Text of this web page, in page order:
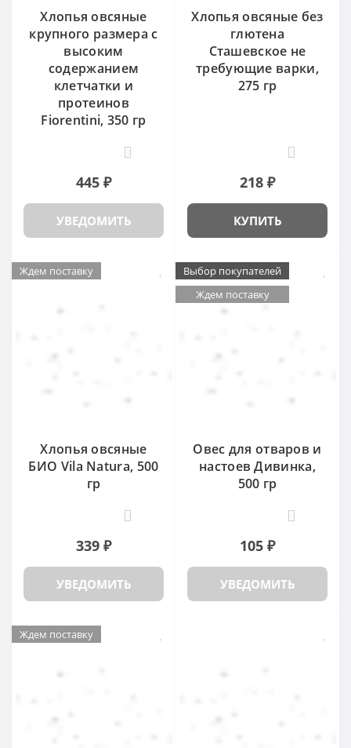
Хлопья овсяные
крупного размера с
высоким
содержанием
клетчатки и
протеинов
Fiorentini, 350 гр
445 ₽
УВЕДОМИТЬ
Хлопья овсяные без
глютена
Сташевское не
требующие варки,
275 гр
218 ₽
КУПИТЬ
Ждем поставку
Хлопья овсяные
БИО Vila Natura, 500
гр
339 ₽
УВЕДОМИТЬ
Выбор покупателей
Ждем поставку
Овес для отваров и
настоев Дивинка,
500 гр
105 ₽
УВЕДОМИТЬ
Ждем поставку